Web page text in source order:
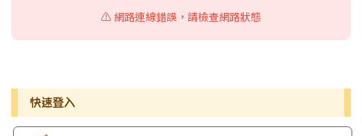
⚠️ 網路連線錯誤，請檢查網路狀態
右邊區域內容
快速登入